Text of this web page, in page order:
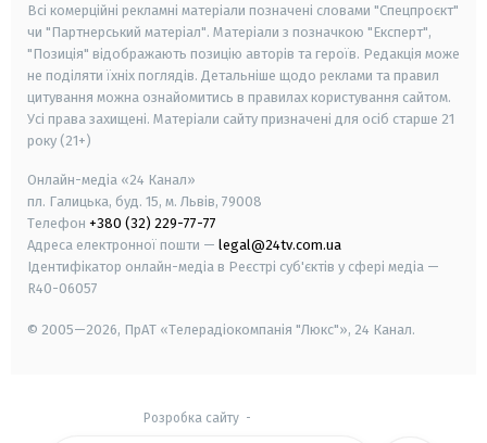
Всі комерційні рекламні матеріали позначені словами "Спецпроєкт"
чи "Партнерський матеріал". Матеріали з позначкою "Експерт",
"Позиція" відображають позицію авторів та героїв. Редакція може
не поділяти їхніх поглядів. Детальніше щодо реклами та правил
цитування можна ознайомитись в правилах користування сайтом.
Усі права захищені. Матеріали сайту призначені для осіб старше 21
року (21+)
Онлайн-медіа «24 Канал»
пл. Галицька, буд. 15, м. Львів, 79008
Телефон +380 (32) 229-77-77
Адреса електронної пошти — legal@24tv.com.ua
Ідентифікатор онлайн-медіа в Реєстрі суб'єктів у сфері медіа —
R40-06057
© 2005—2026, ПрАТ «Телерадіокомпанія "Люкс"», 24 Канал.
Розробка сайту-